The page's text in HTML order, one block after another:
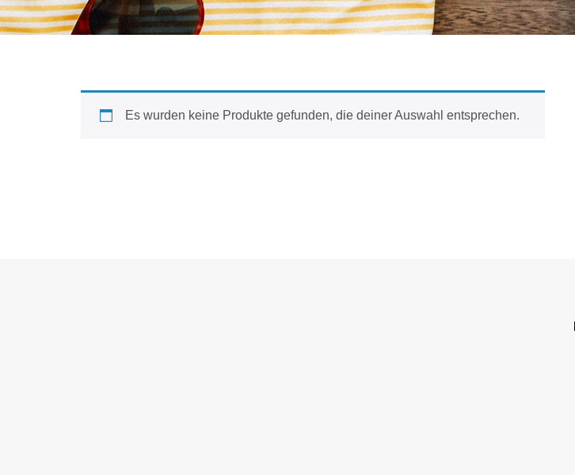
Es wurden keine Produkte gefunden, die deiner Auswahl entsprechen.